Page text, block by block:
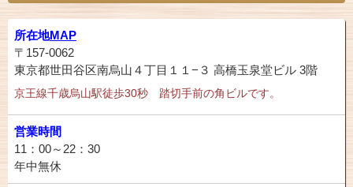
所在地MAP
〒157-0062
東京都世田谷区南烏山４丁目１１−３ 高橋玉泉堂ビル 3階
京王線千歳烏山駅徒歩30秒 踏切手前の角ビルです。
営業時間
11：00～22：30
年中無休